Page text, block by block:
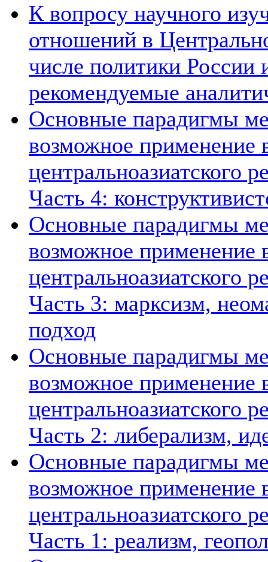
К вопросу научного
отношений в
числе политики России
рекомендуемые
Основные парадигмы
возможное применение
центральноазиатского
Часть 4:
Основные парадигмы
возможное применение
центральноазиатского
Часть 3: марксизм,
подход
Основные парадигмы
возможное применение
центральноазиатского
Часть 2: либерализм,
Основные парадигмы
возможное применение
центральноазиатского
Часть 1: реализм,